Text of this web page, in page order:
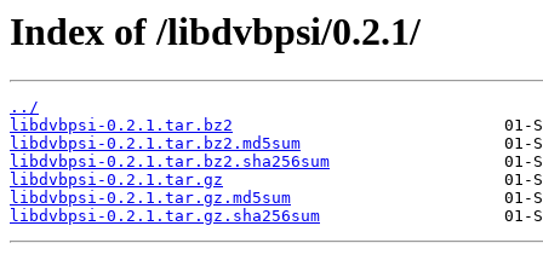
Index of /libdvbpsi/0.2.1/
../
libdvbpsi-0.2.1.tar.bz2
libdvbpsi-0.2.1.tar.bz2.md5sum
libdvbpsi-0.2.1.tar.bz2.sha256sum
libdvbpsi-0.2.1.tar.gz
libdvbpsi-0.2.1.tar.gz.md5sum
libdvbpsi-0.2.1.tar.gz.sha256sum